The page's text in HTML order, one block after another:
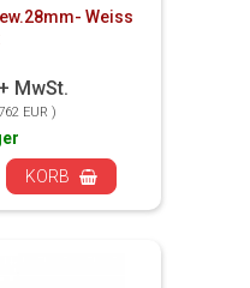
Weiss
MwSt.
EUR )
KORB